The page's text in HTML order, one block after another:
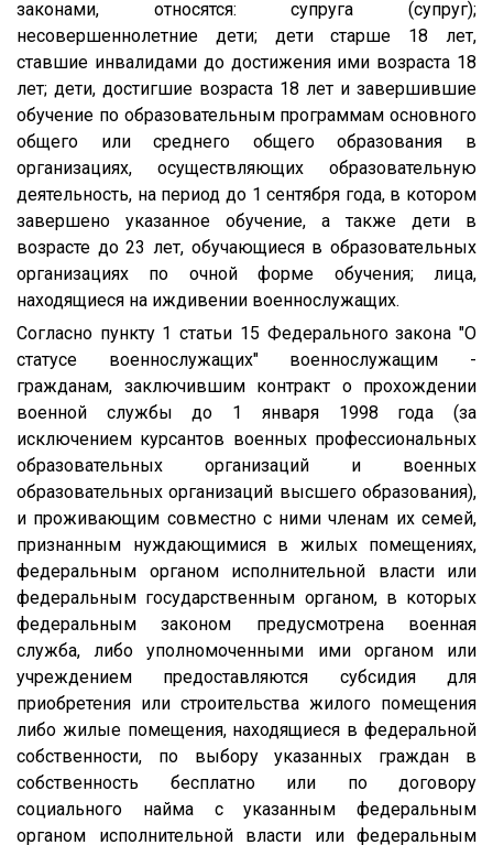
законами, относятся: супруга (супруг);
несовершеннолетние дети; дети старше 18 лет,
ставшие инвалидами до достижения ими возраста 18
лет; дети, достигшие возраста 18 лет и завершившие
обучение по образовательным программам основного
общего или среднего общего образования в
организациях, осуществляющих образовательную
деятельность, на период до 1 сентября года, в котором
завершено указанное обучение, а также дети в
возрасте до 23 лет, обучающиеся в образовательных
организациях по очной форме обучения; лица,
находящиеся на иждивении военнослужащих.
Согласно пункту 1 статьи 15 Федерального закона "О
статусе военнослужащих" военнослужащим -
гражданам, заключившим контракт о прохождении
военной службы до 1 января 1998 года (за
исключением курсантов военных профессиональных
образовательных организаций и военных
образовательных организаций высшего образования),
и проживающим совместно с ними членам их семей,
признанным нуждающимися в жилых помещениях,
федеральным органом исполнительной власти или
федеральным государственным органом, в которых
федеральным законом предусмотрена военная
служба, либо уполномоченными ими органом или
учреждением предоставляются субсидия для
приобретения или строительства жилого помещения
либо жилые помещения, находящиеся в федеральной
собственности, по выбору указанных граждан в
собственность бесплатно или по договору
социального найма с указанным федеральным
органом исполнительной власти или федеральным